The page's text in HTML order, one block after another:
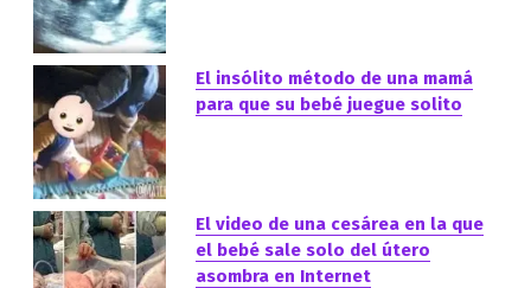
El insólito método de una mamá
para que su bebé juegue solito
El video de una cesárea en la que
el bebé sale solo del útero
asombra en Internet